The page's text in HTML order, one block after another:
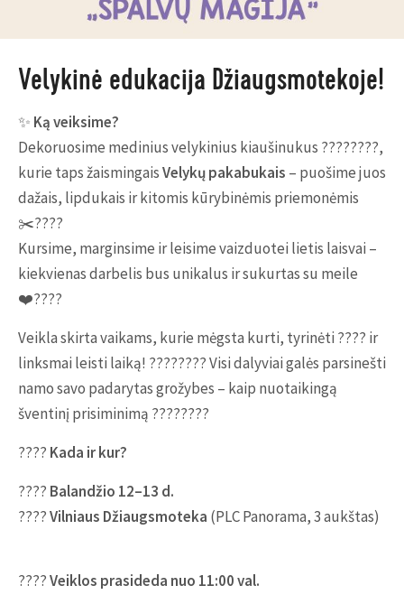
Velykinė edukacija Džiaugsmotekoje!
✨ Ką veiksime?
Dekoruosime medinius velykinius kiaušinukus ????????,
kurie taps žaismingaisVelykų pakabukais – puošime juos
dažais, lipdukais ir kitomis kūrybinėmis priemonėmis
✂️????
Kursime, marginsime ir leisime vaizduotei lietis laisvai –
kiekvienas darbelis bus unikalus ir sukurtas su meile
❤️????
Veikla skirta vaikams, kurie mėgsta kurti, tyrinėti ???? ir
linksmai leisti laiką! ???????? Visi dalyviai galės parsinešti
namo savo padarytas grožybes – kaip nuotaikingą
šventinį prisiminimą ????????
???? Kada ir kur?
????️ Balandžio 12–13 d.
????Vilniaus Džiaugsmoteka (PLC Panorama, 3 aukštas)
????Veiklos prasideda nuo 11:00 val.